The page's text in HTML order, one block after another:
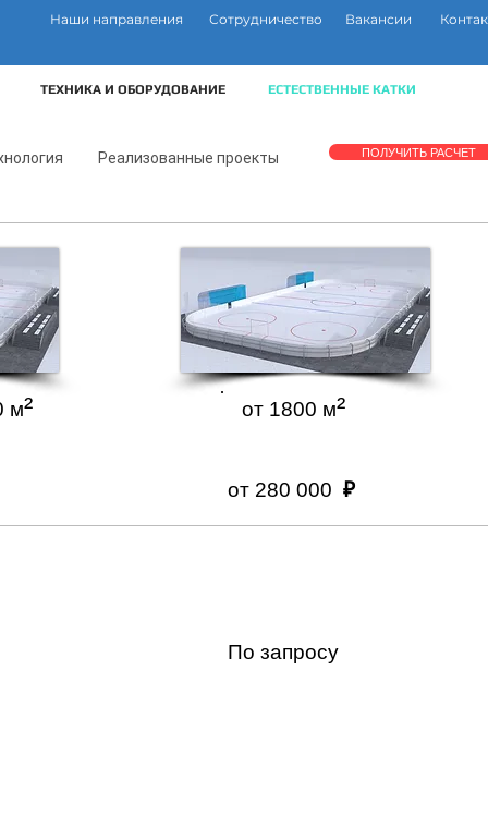
Наши направления Сотрудничество Вакансии
ТЕХНИКА И ОБОРУДОВАНИЕ ЕСТЕСТВЕННЫЕ КАТКИ
Реализованные проекты ПОЛУЧИТЬ РАСЧЕТ
м² от 1 800 м
от 1800 м²
от 280 000 ₽
По запросу